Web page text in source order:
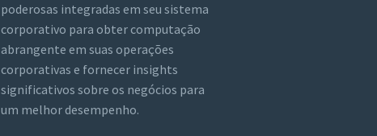
poderosas integradas em seu sistema
corporativo para obter computação
abrangente em suas operações
corporativas e fornecer insights
significativos sobre os negócios para
um melhor desempenho.